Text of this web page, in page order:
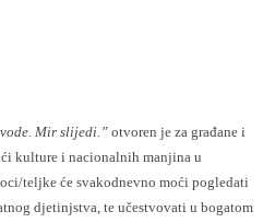
vode. Mir slijedi.” otvoren je za građane i
kulture i nacionalnih manjina u
teljke će svakodnevno moći pogledati
djetinjstva, te učestvovati u bogatom